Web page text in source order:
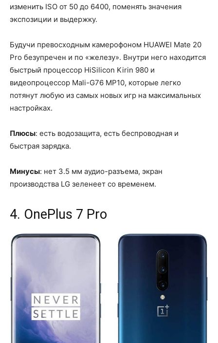
изменить ISO от 50 до 6400, поменять значения
экспозиции и выдержку.
Будучи превосходным камерофоном HUAWEI Mate 20
Pro безупречен и по «железу». Внутри него находится
быстрый процессор HiSilicon Kirin 980 и
видеопроцессор Mali-G76 MP10, которые легко
потянут любую из самых новых игр на максимальных
настройках.
Плюсы: есть водозащита, есть беспроводная и
быстрая зарядка.
Минусы: нет 3.5 мм аудио-разъема, экран
производства LG зеленеет со временем.
4. OnePlus 7 Pro